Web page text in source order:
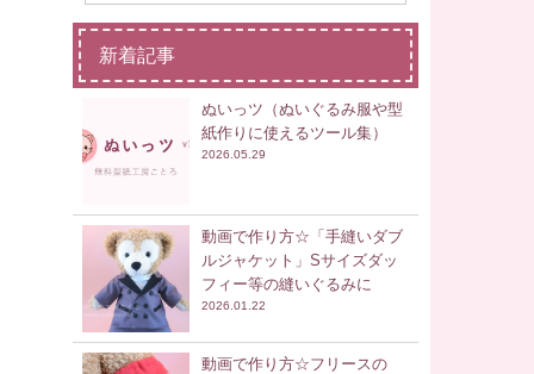
新着記事
ぬいっツ（ぬいぐるみ服や型
紙作りに使えるツール集）
2026.05.29
動画で作り方☆「手縫いダブ
ルジャケット」Sサイズダッ
フィー等の縫いぐるみに
2026.01.22
動画で作り方☆フリースの